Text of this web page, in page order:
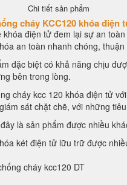
Chi tiết sản phẩm
cháy KCC120 khóa điện
khóa điện tử đem lại sự an
an toàn nhanh chóng, thuận
đặc biệt có khả năng chịu
bên trong lòng.
cháy kcc 120 khóa điện tử
sát chặt chẽ, với những
là sản phẩm được nhiều
két điện tử lữu trữ được